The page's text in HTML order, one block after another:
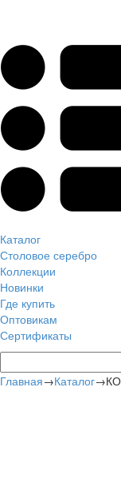
Каталог
Столовое серебро
Коллекции
Новинки
Где купить
Оптовикам
Сертификаты
Главная→Каталог→